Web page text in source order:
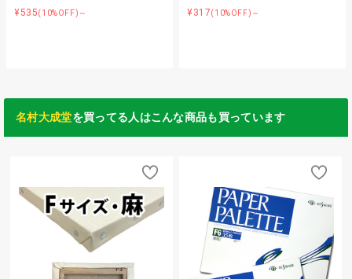
¥535(10%OFF)～ ¥317(10%OFF)～
名村大成堂を買ってる人はこんな商品も買っています